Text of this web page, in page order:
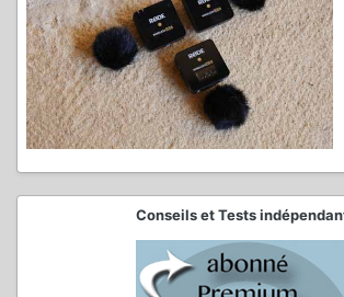
Conseils et Tests